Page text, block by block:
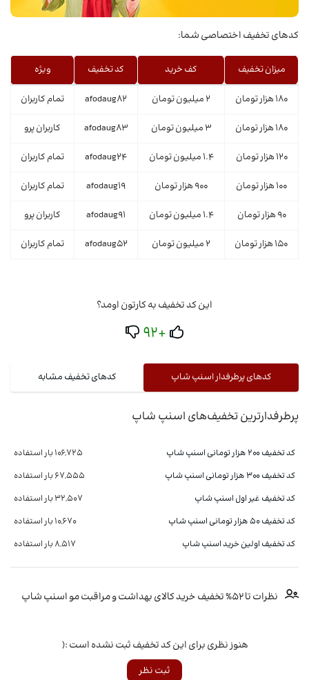
کدهای تخفیف اختصاصی شما:
میزان تخفیف کف خرید کد تخفیف ویژه
180 هزار تومان 2 میلیون تومان afodaug82 تمام کاربران
180 هزار تومان 3 میلیون تومان afodaug83 کاربران پرو
120 هزار تومان 1.4 میلیون تومان afodaug24 تمام کاربران
100 هزار تومان 900 هزار تومان afodaug19 تمام کاربران
90 هزار تومان 1.4 میلیون تومان afodaug91 کاربران پرو
150 هزار تومان 2 میلیون تومان afodaug52 تمام کاربران
این کد تخفیف به کارتون اومد؟
+92
کدهای پرطرفدار اسنپ شاپ کدهای تخفیف مشابه
پرطرفدارترین تخفیف‌های اسنپ شاپ
کد تخفیف ۲۰۰ هزار تومانی اسنپ شاپ
106,725 بار استفاده
کد تخفیف 300 هزار تومانی اسنپ شاپ
67,555 بار استفاده
کد تخفیف غیر اول اسنپ شاپ
32,507 بار استفاده
کد تخفیف ۵۰ هزار تومانی اسنپ شاپ
10,670 بار استفاده
کد تخفیف اولین خرید اسنپ شاپ
8,517 بار استفاده
نظرات تا 52% تخفیف خرید کالای بهداشت و مراقبت مو اسنپ شاپ
هنوز نظری برای این کد تخفیف ثبت نشده است :(
ثبت نظر